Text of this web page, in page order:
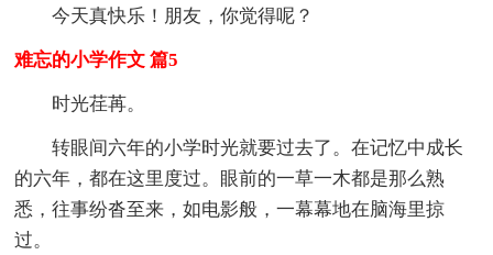
今天真快乐！朋友，你觉得呢？
难忘的小学作文 篇5
时光荏苒。
转眼间六年的小学时光就要过去了。在记忆中成长
的六年，都在这里度过。眼前的一草一木都是那么熟
悉，往事纷沓至来，如电影般，一幕幕地在脑海里掠
过。